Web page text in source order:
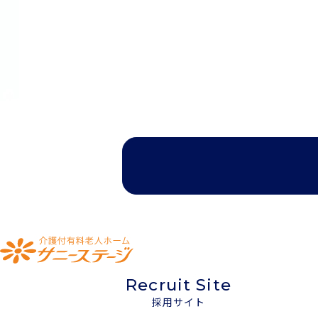
Recruit Site
採用サイト